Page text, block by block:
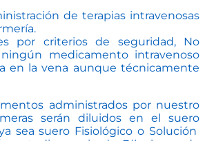
de terapias intravenosas
por criterios de seguridad, No
medicamento intravenoso
en la vena aunque técnicamente
administrados por nuestro
serán diluidos en el suero
sea suero Fisiológico o Solución